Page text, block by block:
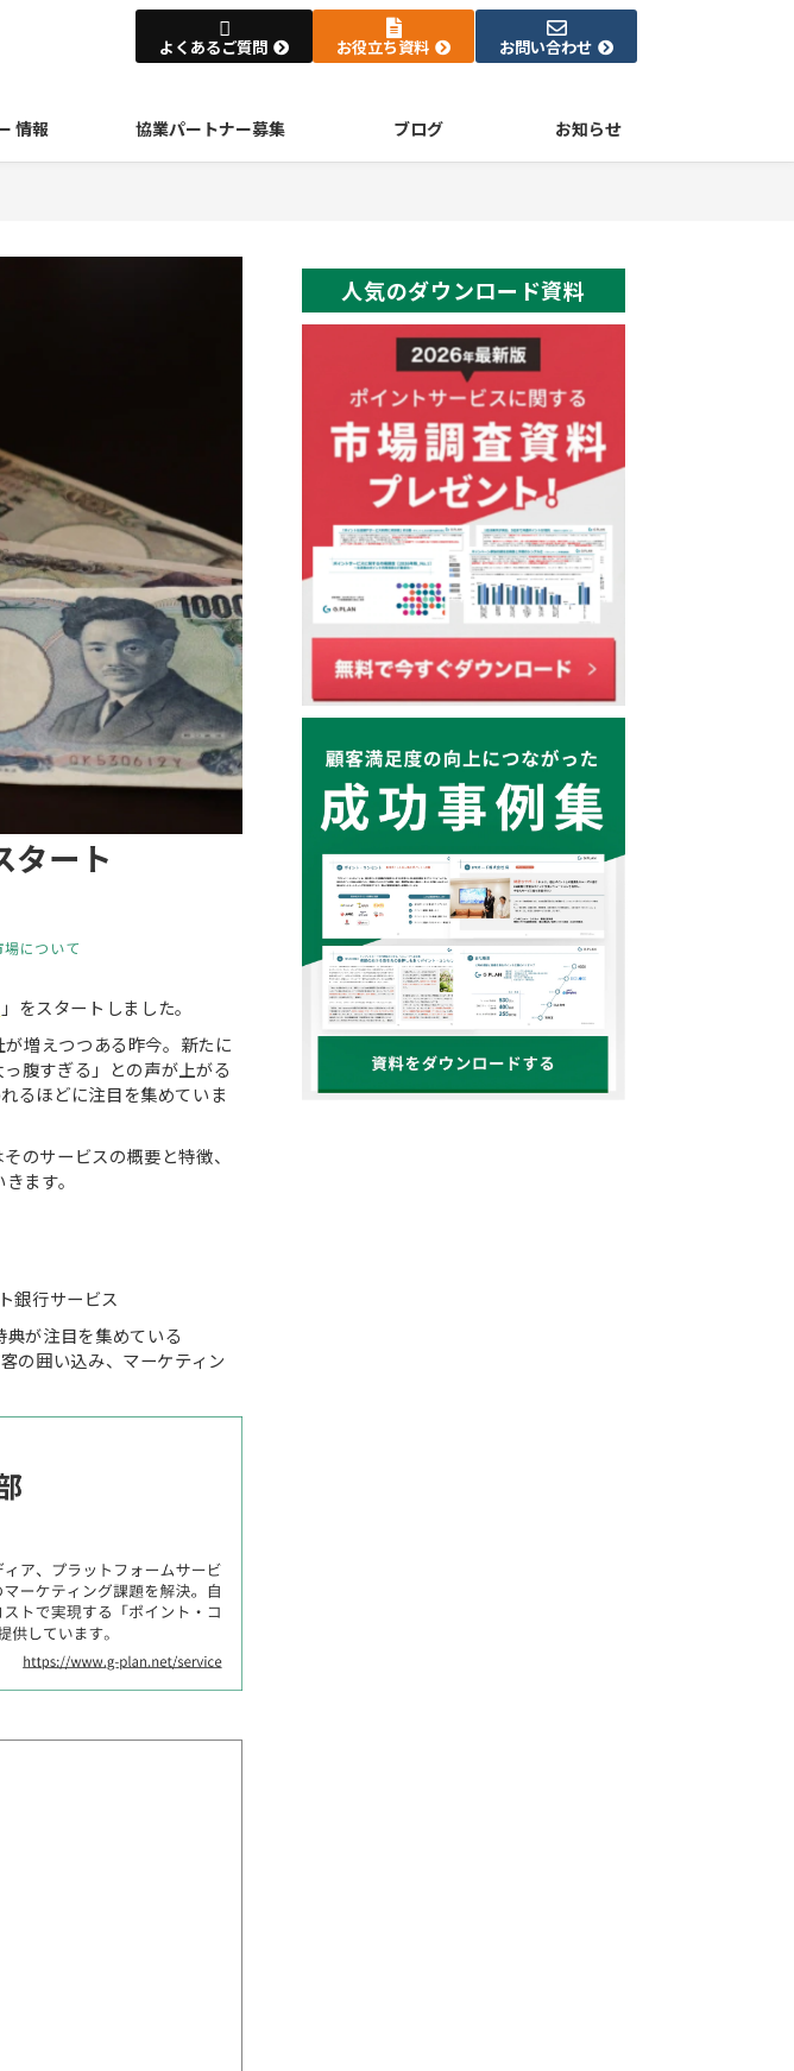
よくあるご質問 お役立ち資料 お問い合わせ
情報 協業パートナー募集 ブログ お知らせ
タート
について
」をスタートしました。
増えつつある昨今。新たに
腹すぎる」との声が上がる
るほどに注目を集めていま
のサービスの概要と特徴、
ます。
銀行サービス
が注目を集めている
の囲い込み、マーケティン
人気のダウンロード資料